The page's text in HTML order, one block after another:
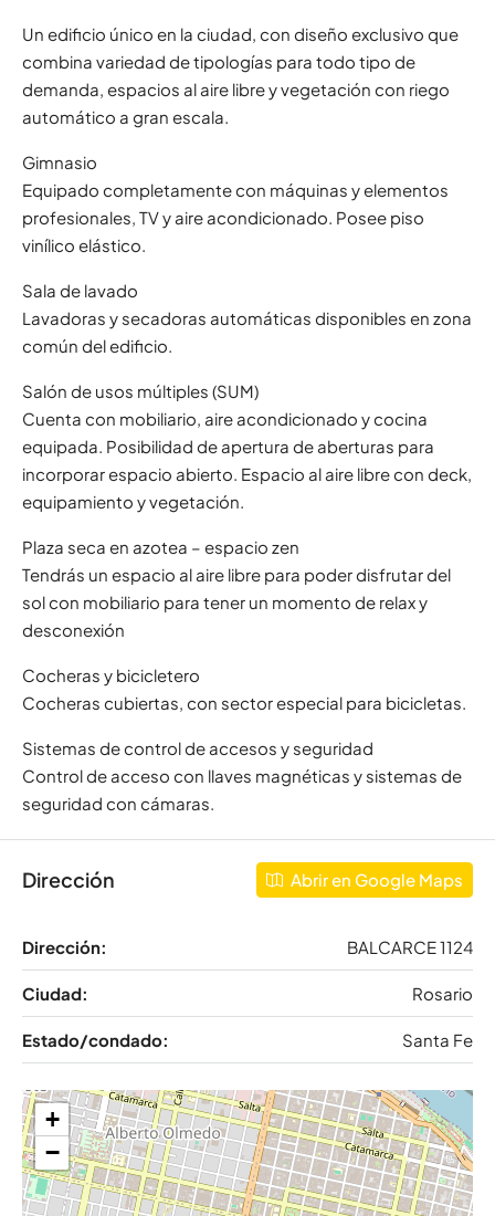
Un edificio único en la ciudad, con diseño exclusivo que
combina variedad de tipologías para todo tipo de
demanda, espacios al aire libre y vegetación con riego
automático a gran escala.
Gimnasio
Equipado completamente con máquinas y elementos
profesionales, TV y aire acondicionado. Posee piso
vinílico elástico.
Sala de lavado
Lavadoras y secadoras automáticas disponibles en zona
común del edificio.
Salón de usos múltiples (SUM)
Cuenta con mobiliario, aire acondicionado y cocina
equipada. Posibilidad de apertura de aberturas para
incorporar espacio abierto. Espacio al aire libre con deck,
equipamiento y vegetación.
Plaza seca en azotea – espacio zen
Tendrás un espacio al aire libre para poder disfrutar del
sol con mobiliario para tener un momento de relax y
desconexión
Cocheras y bicicletero
Cocheras cubiertas, con sector especial para bicicletas.
Sistemas de control de accesos y seguridad
Control de acceso con llaves magnéticas y sistemas de
seguridad con cámaras.
Dirección Abrir en Google Maps
Dirección: BALCARCE 1124
Ciudad: Rosario
Estado/condado: Santa Fe
+
−